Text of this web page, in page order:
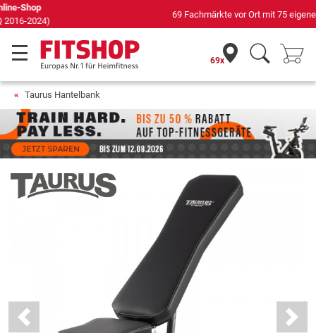
69 Fachmärkte vor Ort mit 75 eigenen Servicetechnikern
69x
Taurus Hantelbank
Previous Next